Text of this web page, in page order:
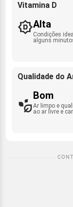
Vitamina D
Alta
Condições
alguns
Qualidade do
Bom
Ar limpo e
ao ar livre e